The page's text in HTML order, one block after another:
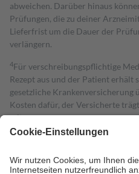
abweichen. Darüber hinaus
Prüfungen, die zu deiner
Lieferfrist um die Dauer der
verlängern.
4Für verschreibungspflichtige
Rezept aus und der Patient erhält
gesetzliche Krankenversicherung
Kosten dafür, der Versicherte
mit.
Grundsätzlich leisten Mitglieder
höchstens zehn Euro.
Es sind
Kosten der Leistung zu entrichten.